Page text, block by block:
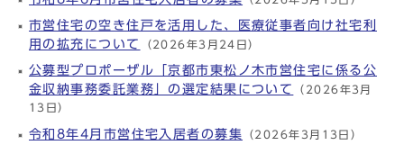
市営住宅の空き住戸を活用した、医療従事者向け社宅利
用の拡充について
（2026年3月24日）
公募型プロポーザル「京都市東松ノ木市営住宅に係る公
金収納事務委託業務」の選定結果について
（2026年3月
13日）
令和8年4月市営住宅入居者の募集 （2026年3月13日）